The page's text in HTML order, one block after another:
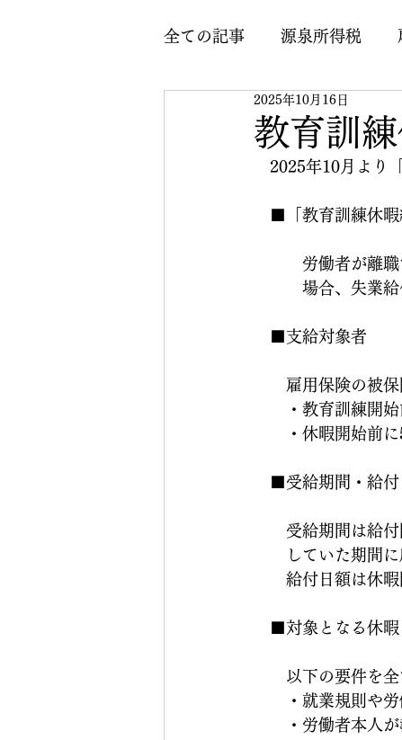
全ての記事 源泉所得税
労働基準法 その他
教育訓
2025年10月16日
2025年10月より
■「教育訓練休暇
労働者が離職す
場合、失業給付
雇用保険の被保険
・教育訓練開始
・休暇開始前に5
■受給期間・給付
受給期間は給付
していた期間に
給付日額は休暇開
■対象となる休暇
以下の要件を全て
・就業規則や労
・労働者本人が